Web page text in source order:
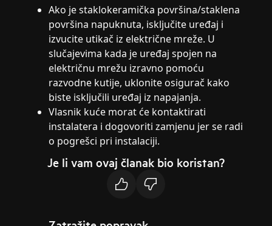
Ako je staklokeramička površina/staklena
površina napuknuta, isključite uređaj i
izvucite utikač iz električne mreže. U
slučajevima kada je uređaj spojen na
električnu mrežu izravno pomoću
razvodne kutije, uklonite osigurač kako
biste isključili uređaj iz napajanja.
Vlasnik kuće morat će kontaktirati
instalatera i dogovoriti zamjenu jer se radi
o pogrešci pri instalaciji.
Je li vam ovaj članak bio koristan?